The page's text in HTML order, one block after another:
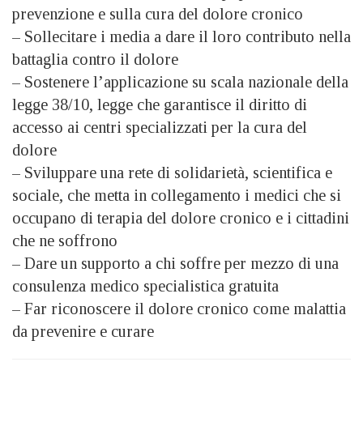
prevenzione e sulla cura del dolore cronico
– Sollecitare i media a dare il loro contributo nella
battaglia contro il dolore
– Sostenere l’applicazione su scala nazionale della
legge 38/10, legge che garantisce il diritto di
accesso ai centri specializzati per la cura del
dolore
– Sviluppare una rete di solidarietà, scientifica e
sociale, che metta in collegamento i medici che si
occupano di terapia del dolore cronico e i cittadini
che ne soffrono
– Dare un supporto a chi soffre per mezzo di una
consulenza medico specialistica gratuita
– Far riconoscere il dolore cronico come malattia
da prevenire e curare